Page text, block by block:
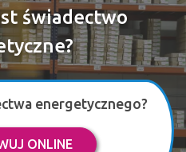
świadectwo
energetycznego?
ONLINE